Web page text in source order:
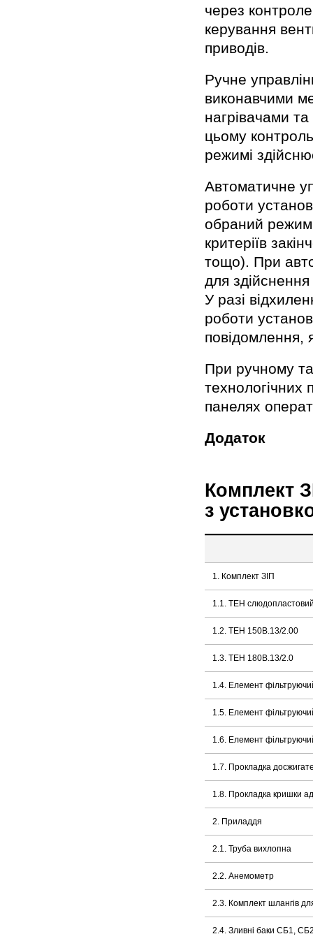
через
керування
приводів.
Ручне
виконавчими
нагрівачами
цьому
режимі
Автоматичне
роботи
обраний режим
критеріїв
тощо). При
для
У разі
роботи
повідомлення,
При ручному та
технологічних
панелях
Додаток
Комплект
з
1. Комплект ЗІП
1.1. ТЕН
1.2. ТЕН 150В.13/2.00
1.3. ТЕН 180В.13/2.0
1.4. Елемент
1.5. Елемент
1.6. Елемент
1.7. Прокладка
1.8. Прокладка кришки
2. Приладдя
2.1. Труба вихлопна
2.2. Анемометр
2.3. Комплект шлангів
2.4. Зливні баки СБ1,